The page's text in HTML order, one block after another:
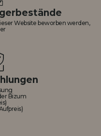
Website beworben werden,
Bizum